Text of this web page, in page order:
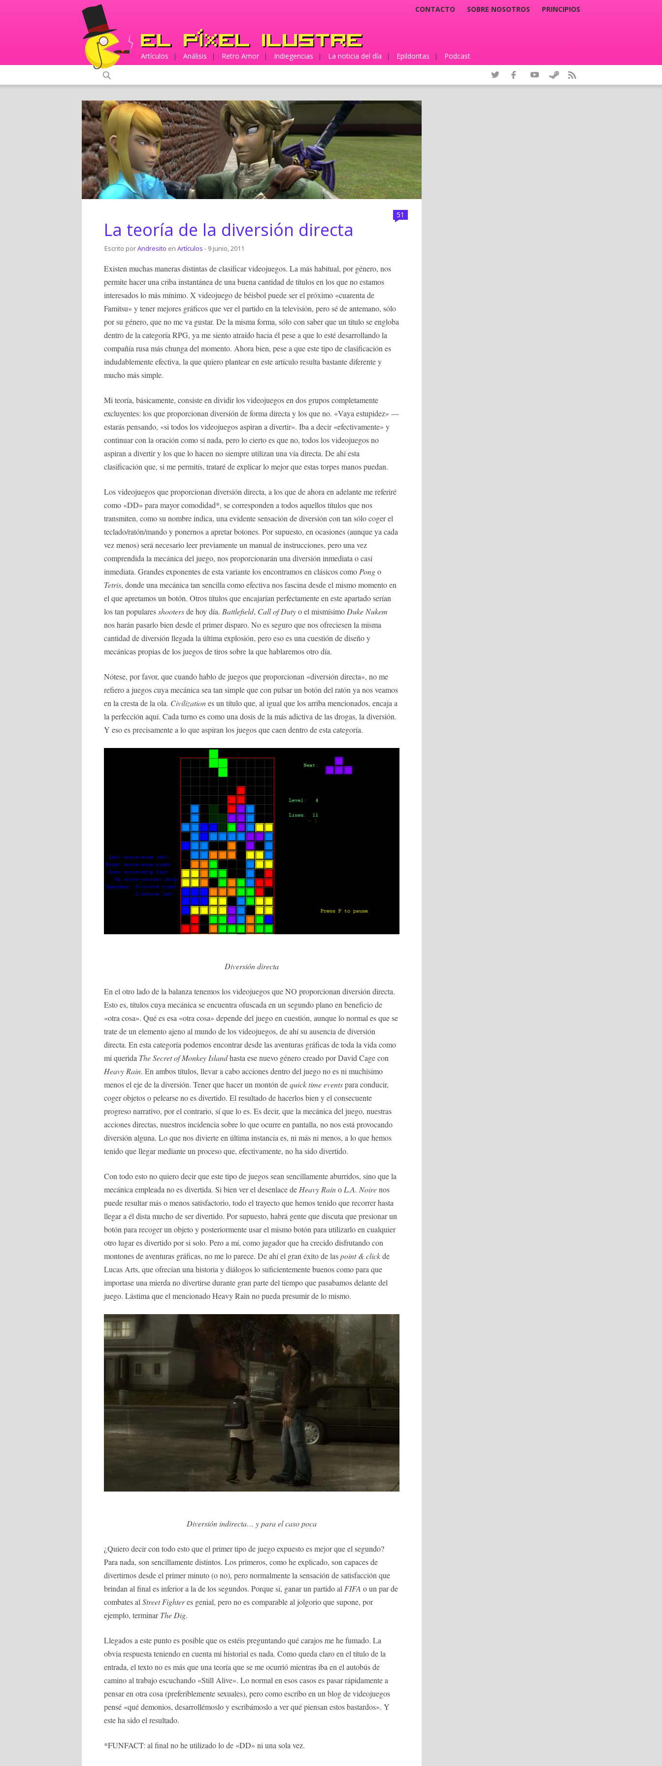
CONTACTO SOBRE NOSOTROS PRINCIPIOS
Artículos | Análisis | Retro Amor | Indiegencias | La noticia del día | Epildoritas | Podcast
51
La teoría de la diversión directa
Escrito porAndresito en Artículos - 9 junio, 2011
Existen muchas maneras distintas de clasificar videojuegos. La más habitual, por género, nos
permite hacer una criba instantánea de una buena cantidad de títulos en los que no estamos
interesados lo más mínimo. X videojuego de béisbol puede ser el próximo «cuarenta de
Famitsu» y tener mejores gráficos que ver el partido en la televisión, pero sé de antemano, sólo
por su género, que no me va gustar. De la misma forma, sólo con saber que un título se engloba
dentro de la categoría RPG, ya me siento atraído hacia él pese a que lo esté desarrollando la
compañía rusa más chunga del momento. Ahora bien, pese a que este tipo de clasificación es
indudablemente efectiva, la que quiero plantear en este artículo resulta bastante diferente y
mucho más simple.
Mi teoría, básicamente, consiste en dividir los videojuegos en dos grupos completamente
excluyentes: los que proporcionan diversión de forma directa y los que no. «Vaya estupidez» —
estarás pensando, «si todos los videojuegos aspiran a divertir». Iba a decir «efectivamente» y
continuar con la oración como si nada, pero lo cierto es que no, todos los videojuegos no
aspiran a divertir y los que lo hacen no siempre utilizan una vía directa. De ahí esta
clasificación que, si me permitís, trataré de explicar lo mejor que estas torpes manos puedan.
Los videojuegos que proporcionan diversión directa, a los que de ahora en adelante me referiré
como «DD» para mayor comodidad*, se corresponden a todos aquellos títulos que nos
transmiten, como su nombre indica, una evidente sensación de diversión con tan sólo coger el
teclado/ratón/mando y ponernos a apretar botones. Por supuesto, en ocasiones (aunque ya cada
vez menos) será necesario leer previamente un manual de instrucciones, pero una vez
comprendida la mecánica del juego, nos proporcionarán una diversión inmediata o casi
inmediata. Grandes exponentes de esta variante los encontramos en clásicos como Pongo
Tetris, donde una mecánica tan sencilla como efectiva nos fascina desde el mismo momento en
el que apretamos un botón. Otros títulos que encajarían perfectamente en este apartado serían
los tan popularesshootersde hoy día. Battlefield, Call of Dutyo el mismísimo Duke Nukem
nos harán pasarlo bien desde el primer disparo. No es seguro que nos ofreciesen la misma
cantidad de diversión llegada la última explosión, pero eso es una cuestión de diseño y
mecánicas propias de los juegos de tiros sobre la que hablaremos otro día.
Nótese, por favor, que cuando hablo de juegos que proporcionan «diversión directa», no me
refiero a juegos cuya mecánica sea tan simple que con pulsar un botón del ratón ya nos veamos
en la cresta de la ola. Civilizationes un título que, al igual que los arriba mencionados, encaja a
la perfección aquí. Cada turno es como una dosis de la más adictiva de las drogas, la diversión.
Y eso es precisamente a lo que aspiran los juegos que caen dentro de esta categoría.
Diversión directa
En el otro lado de la balanza tenemos los videojuegos que NO proporcionan diversión directa.
Esto es, títulos cuya mecánica se encuentra ofuscada en un segundo plano en beneficio de
«otra cosa». Qué es esa «otra cosa» depende del juego en cuestión, aunque lo normal es que se
trate de un elemento ajeno al mundo de los videojuegos, de ahí su ausencia de diversión
directa. En esta categoría podemos encontrar desde las aventuras gráficas de toda la vida como
mi querida The Secret of Monkey Islandhasta ese nuevo género creado por David Cage con
Heavy Rain. En ambos títulos, llevar a cabo acciones dentro del juego no es ni muchísimo
menos el eje de la diversión. Tener que hacer un montón dequick time eventspara conducir,
coger objetos o pelearse no es divertido. El resultado de hacerlos bien y el consecuente
progreso narrativo, por el contrario, sí que lo es. Es decir, que la mecánica del juego, nuestras
acciones directas, nuestros incidencia sobre lo que ocurre en pantalla, no nos está provocando
diversión alguna. Lo que nos divierte en última instancia es, ni más ni menos, a lo que hemos
tenido que llegar mediante un proceso que, efectivamente, no ha sido divertido.
Con todo esto no quiero decir que este tipo de juegos sean sencillamente aburridos, sino que la
mecánica empleada no es divertida. Si bien ver el desenlace deHeavy RainoL.A. Noirenos
puede resultar más o menos satisfactorio, todo el trayecto que hemos tenido que recorrer hasta
llegar a él dista mucho de ser divertido. Por supuesto, habrá gente que discuta que presionar un
botón para recoger un objeto y posteriormente usar el mismo botón para utilizarlo en cualquier
otro lugar es divertido por si solo. Pero a mí, como jugador que ha crecido disfrutando con
montones de aventuras gráficas, no me lo parece. De ahí el gran éxito de laspoint & clickde
Lucas Arts, que ofrecían una historia y diálogos lo suficientemente buenos como para que
importase una mierda no divertirse durante gran parte del tiempo que pasabamos delante del
juego. Lástima que el mencionado Heavy Rain no pueda presumir de lo mismo.
Diversión indirecta… y para el caso poca
¿Quiero decir con todo esto que el primer tipo de juego expuesto es mejor que el segundo?
Para nada, son sencillamente distintos. Los primeros, como he explicado, son capaces de
divertirnos desde el primer minuto (o no), pero normalmente la sensación de satisfacción que
brindan al final es inferior a la de los segundos. Porque sí, ganar un partido alFIFA o un par de
combates alStreet Fighteres genial, pero no es comparable al jolgorio que supone, por
ejemplo, terminarThe Dig.
Llegados a este punto es posible que os estéis preguntando qué carajos me he fumado. La
obvia respuesta teniendo en cuenta mi historial es nada. Como queda claro en el título de la
entrada, el texto no es más que una teoría que se me ocurrió mientras iba en el autobús de
camino al trabajo escuchando «Still Alive». Lo normal en esos casos es pasar rápidamente a
pensar en otra cosa (preferiblemente sexuales), pero como escribo en un blog de videojuegos
pensé «qué demonios, desarrollémoslo y escribámoslo a ver qué piensan estos bastardos». Y
este ha sido el resultado.
*FUNFACT: al final no he utilizado lo de «DD» ni una sola vez.